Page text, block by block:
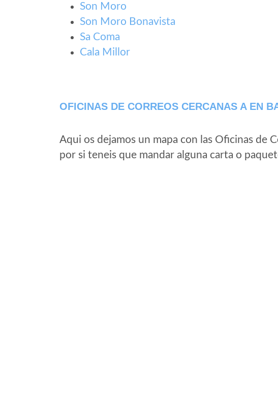
Son Moro
Son Moro Bonavista
Sa Coma
Cala Millor
OFICINAS DE CORREOS CERCANAS A EN
Aqui os dejamos un mapa con las Oficinas de
por si teneis que mandar alguna carta o